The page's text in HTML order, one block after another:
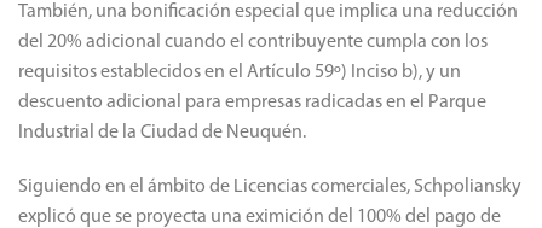
También, una bonificación especial que implica una reducción
del 20% adicional cuando el contribuyente cumpla con los
requisitos establecidos en el Artículo 59º) Inciso b), y un
descuento adicional para empresas radicadas en el Parque
Industrial de la Ciudad de Neuquén.
Siguiendo en el ámbito de Licencias comerciales, Schpoliansky
explicó que se proyecta una eximición del 100% del pago de